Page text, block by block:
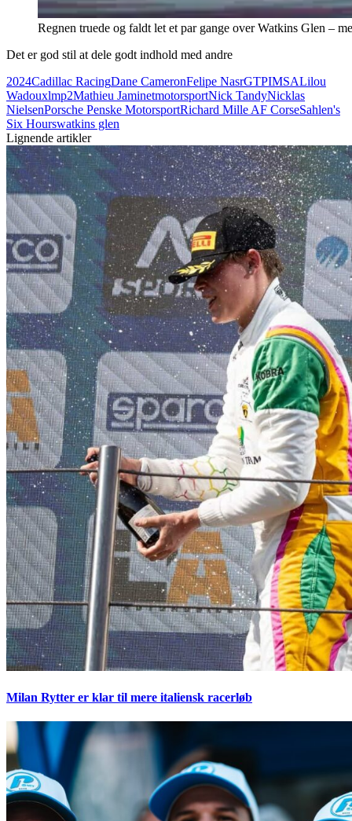
Regnen truede og faldt let et par gange over Watkins Glen –
Det er god stil at dele godt indhold med andre
2024Cadillac RacingDane CameronFelipe NasrGTPIMSALilou
Wadouxlmp2Mathieu JaminetmotorsportNick TandyNicklas
NielsenPorsche Penske MotorsportRichard Mille AF CorseSahlen's
Six Hourswatkins glen
Lignende artikler
Milan Rytter er klar til mere italiensk racerløb